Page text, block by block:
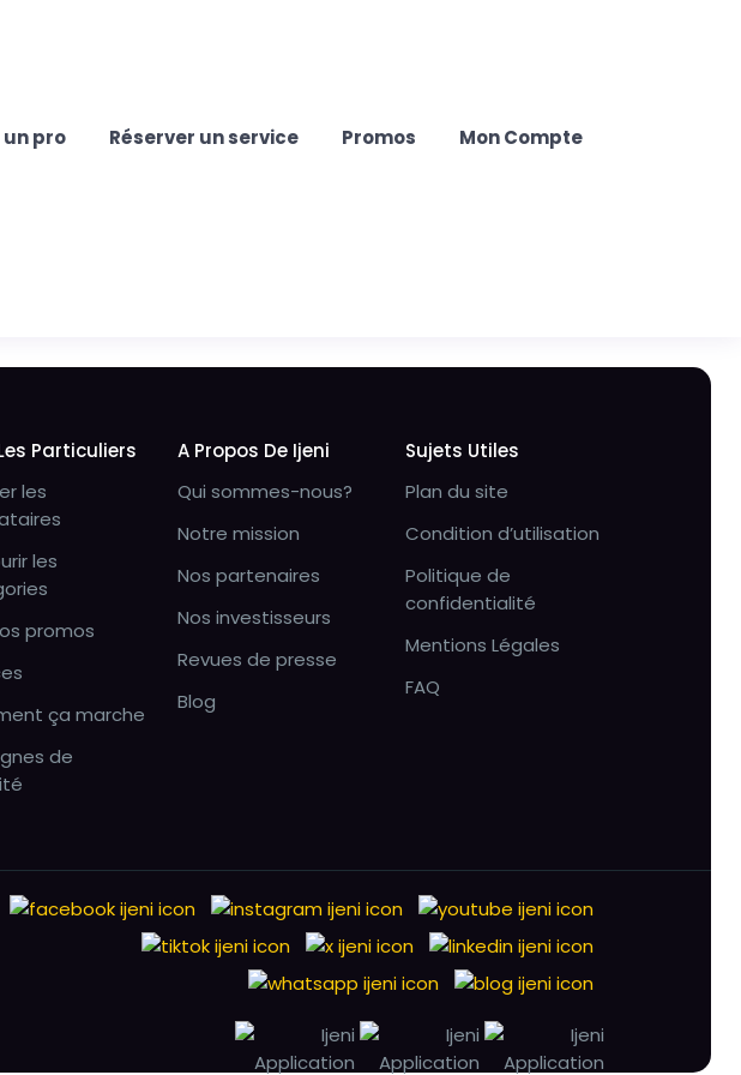
pro Réserver un service Promos Mon Compte
Particuliers
les
les
promos
ça marche
de
A Propos De Ijeni
Qui sommes-nous?
Notre mission
Nos partenaires
Nos investisseurs
Revues de presse
Blog
Sujets Utiles
Plan du site
Condition d’utilisation
Politique de
confidentialité
Mentions Légales
FAQ